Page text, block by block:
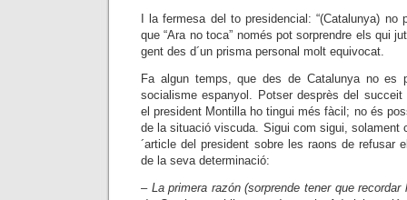
I la fermesa del to presidencial: “(Catalunya)
que “Ara no toca” només pot sorprendre els qui
gent des d´un prisma personal molt equivocat.
Fa algun temps, que des de Catalunya no
socialisme espanyol. Potser desprès del
el president Montilla ho tingui més fàcil; no és
de la situació viscuda. Sigui com sigui, solament
´article delpresident sobre les raons de refusar
de la seva determinació:
– La primera razón (sorprende tener que